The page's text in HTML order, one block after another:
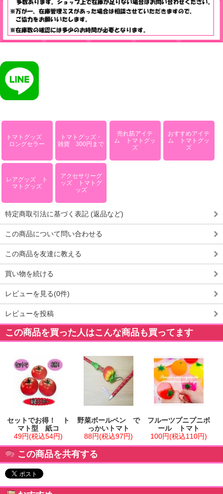
トマトグッズ
ロングセラー
トマトグッズ・
雑貨 300円まで
売れ筋アイテ
ム トマトグッ
ズ
おすすめアイテ
ム トマトグッ
ズ
レアグッズ ト
マトグッズ
アクセサリーグ
ッズ トマトグ
ッズ
特定商取引法に基づく表記 (返品など)
この商品について問い合わせる
この商品を友達に教える
買い物を続ける
レビューを見る(0件)
レビューを投稿
この商品を買った人はこんな商品も買ってます
セットでお得！ ト
マト型 紙コ
49円(税込54円)
野菜ボールペン で
っかいトマト
88円(税込97円)
フルーツプニプニボ
ール トマト
100円(税込110円)
この商品を共有する